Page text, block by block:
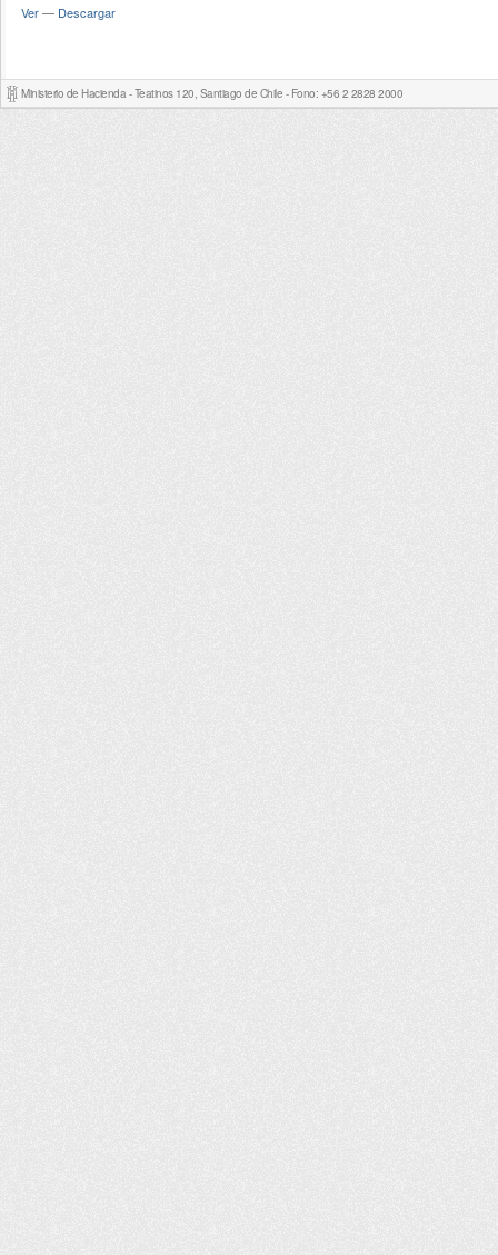
Ver— Descargar
Ministerio de Hacienda - Teatinos 120, Santiago de Chile - Fono: +56 2 2828 2000